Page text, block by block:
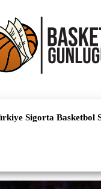
Süper Lig ve
Dünya
Sigorta Basketbol